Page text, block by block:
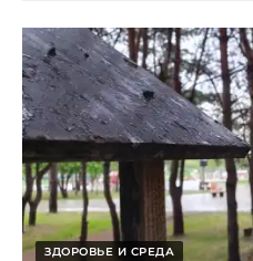
ЗДОРОВЬЕ И СРЕДА